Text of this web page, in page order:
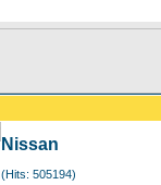
Nissan
(Hits: 505194)